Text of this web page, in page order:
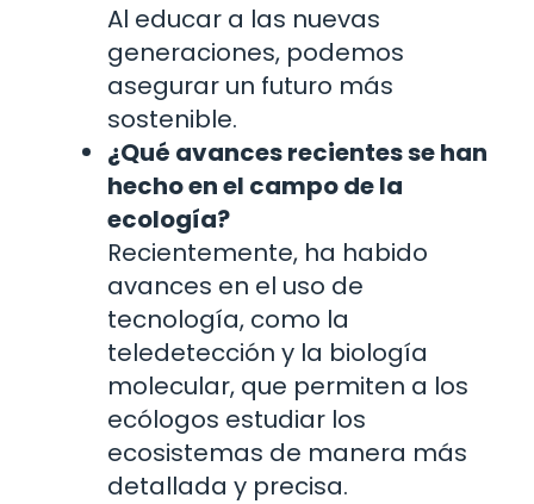
Al educar a las nuevas
generaciones, podemos
asegurar un futuro más
sostenible.
¿Qué avances recientes se han
hecho en el campo de la
ecología?
Recientemente, ha habido
avances en el uso de
tecnología, como la
teledetección y la biología
molecular, que permiten a los
ecólogos estudiar los
ecosistemas de manera más
detallada y precisa.